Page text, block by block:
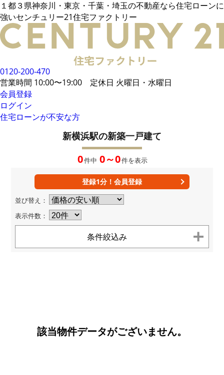
１都３県神奈川・東京・千葉・埼玉の不動産なら住宅ローンに
強いセンチュリー21住宅ファクトリー
0120-200-470
営業時間 10:00〜19:00 定休日 火曜日・水曜日
会員登録
ログイン
住宅ローンが不安な方
電話でご相談
メールでご相談
来店予約
LINEでお問い合わせ
お悩み例
その他借入がある場合
統計データ
借入事例
住宅ローンに強い
住宅ローン内緒話
無料会員登録はこちら
ログイン
お気に入り一覧
所在地から探す
路線・駅から探す
新着物件
センチュリー21とは
個人情報保護方針
新横浜駅の新築一戸建て
0件中 0～0件を表示
登録1分！会員登録
並び替え：
表示件数：
条件絞込み
該当物件データがございません。